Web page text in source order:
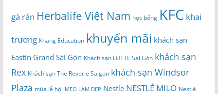
gà rán Herbalife Việt Nam học bổng KFC khai
trương Khang Education khuyến mãi khách sạn
Eastin Grand Sài Gòn Khách sạn LOTTE Sài Gòn khách sạn
Rex Khách sạn The Reverie Saigon khách sạn Windsor
Plaza mùa lễ hội MẸO LÀM ĐẸP Nestle NESTLÉ MILO Nestlé